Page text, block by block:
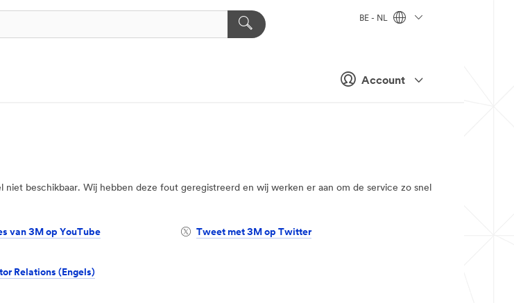
Account
BE - NL
beschikbaar. Wij hebben deze fout geregistreerd en wij werken er aan om de service zo snel
van 3M op YouTube Tweet met 3M op Twitter
Relations (Engels)